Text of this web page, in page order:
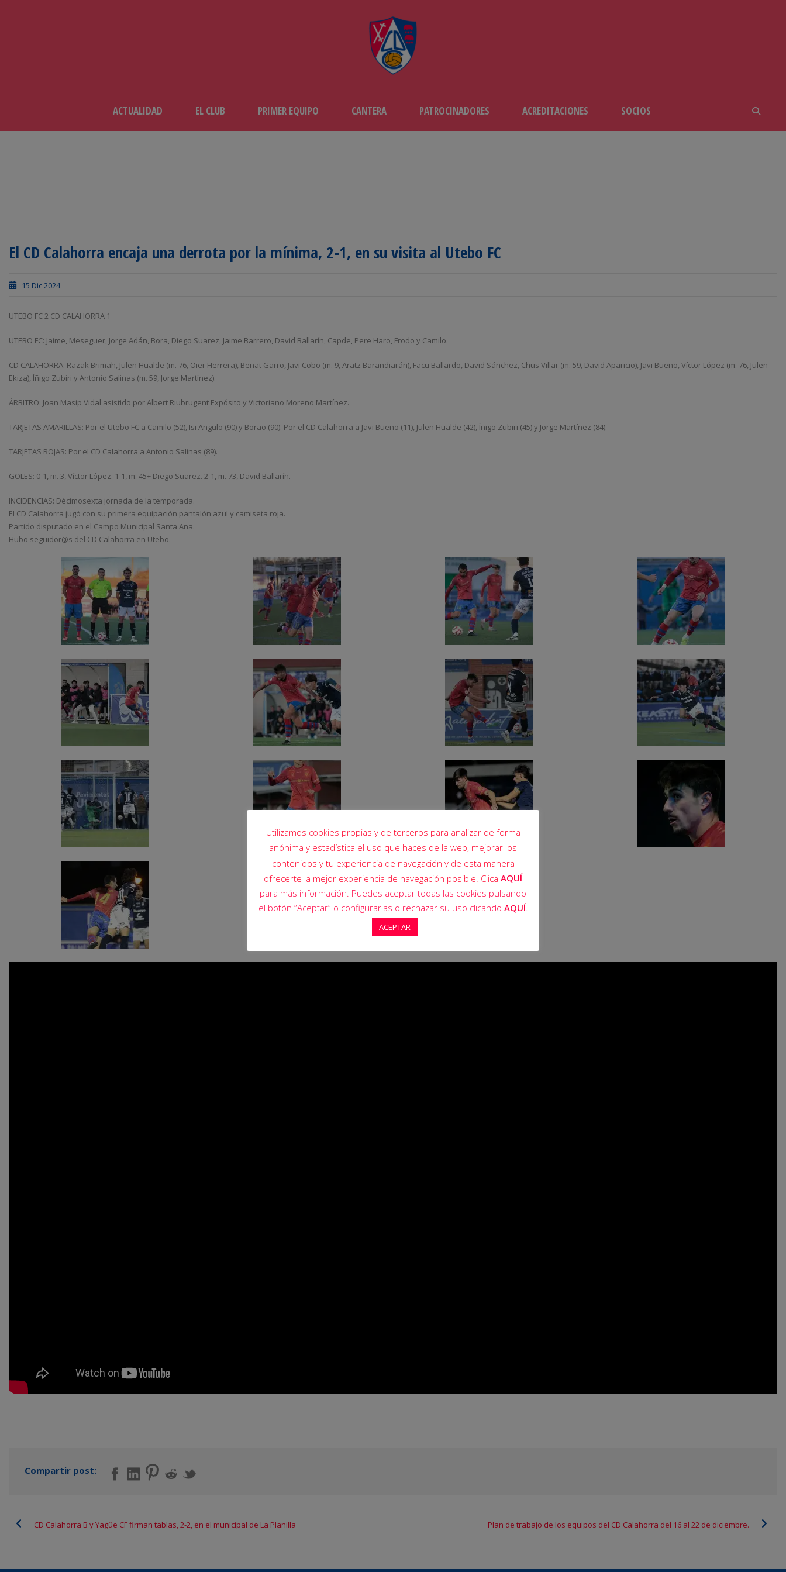
ACTUALIDAD EL CLUB PRIMER EQUIPO CANTERA PATROCINADORES ACREDITACIONES SOCIOS
El CD Calahorra encaja una derrota por la mínima, 2-1, en su visita al Utebo FC
15 Dic 2024
UTEBO FC 2 CD CALAHORRA 1
UTEBO FC: Jaime, Meseguer, Jorge Adán, Bora, Diego Suarez, Jaime Barrero, David Ballarín, Capde, Pere Haro, Frodo y Camilo.
CD CALAHORRA: Razak Brimah, Julen Hualde (m. 76, Oier Herrera), Beñat Garro, Javi Cobo (m. 9, Aratz Barandiarán), Facu Ballardo, David Sánchez, Chus Villar (m. 59, David Aparicio), Javi Bueno, Víctor López (m. 76, Julen
Ekiza), Íñigo Zubiri y Antonio Salinas (m. 59, Jorge Martínez).
ÁRBITRO: Joan Masip Vidal asistido por Albert Riubrugent Expósito y Victoriano Moreno Martínez.
TARJETAS AMARILLAS: Por el Utebo FC a Camilo (52), Isi Angulo (90) y Borao (90). Por el CD Calahorra a Javi Bueno (11), Julen Hualde (42), Íñigo Zubiri (45) y Jorge Martínez (84).
TARJETAS ROJAS: Por el CD Calahorra a Antonio Salinas (89).
GOLES: 0-1, m. 3, Víctor López. 1-1, m. 45+ Diego Suarez. 2-1, m. 73, David Ballarín.
INCIDENCIAS: Décimosexta jornada de la temporada.
El CD Calahorra jugó con su primera equipación pantalón azul y camiseta roja.
Partido disputado en el Campo Municipal Santa Ana.
Hubo seguidor@s del CD Calahorra en Utebo.
Compartir post:
CD Calahorra B y Yagüe CF firman tablas, 2-2, en el municipal de La Planilla Plan de trabajo de los equipos del CD Calahorra del 16 al 22 de diciembre.
Utilizamos cookies propias y de terceros para analizar de forma
anónima y estadística el uso que haces de la web, mejorar los
contenidos y tu experiencia de navegación y de esta manera
ofrecerte la mejor experiencia de navegación posible. Clica AQUÍ
para más información. Puedes aceptar todas las cookies pulsando
el botón “Aceptar” o configurarlas o rechazar su uso clicando AQUÍ.
ACEPTAR